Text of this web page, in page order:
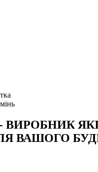
- ВИРОБНИК
ВАШОГО